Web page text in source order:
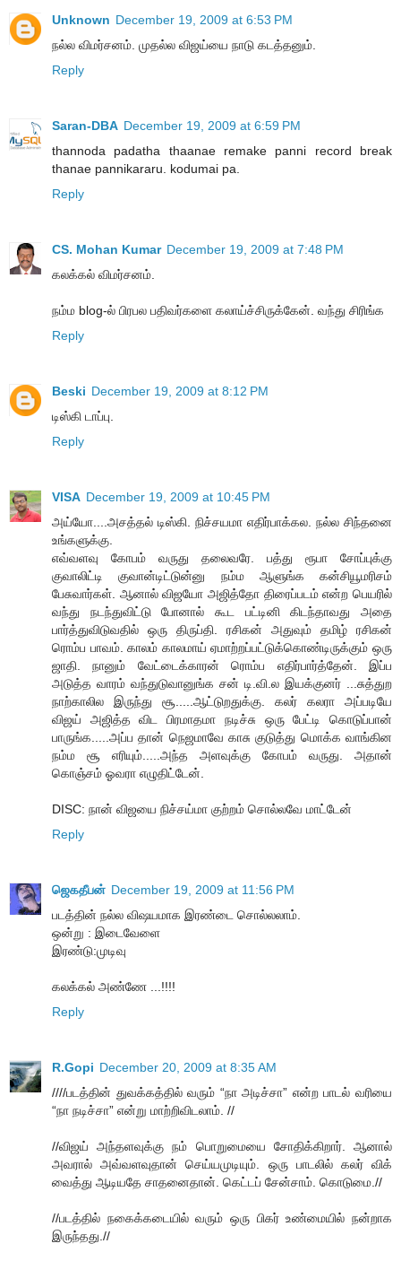
Unknown December 19, 2009 at 6:53 PM
நல்ல விமர்சனம். முதல்ல விஜய்யை நாடு கடத்தனும்.
Reply
Saran-DBA December 19, 2009 at 6:59 PM
thannoda padatha thaanae remake panni record break
thanae pannikararu. kodumai pa.
Reply
CS. Mohan Kumar December 19, 2009 at 7:48 PM
கலக்கல் விமர்சனம்.
நம்ம blog-ல் பிரபல பதிவர்களை கலாய்ச்சிருக்கேன். வந்து சிரிங்க
Reply
Beski December 19, 2009 at 8:12 PM
டிஸ்கி டாப்பு.
Reply
VISA December 19, 2009 at 10:45 PM
அய்யோ....அசத்தல் டிஸ்கி. நிச்சயமா எதிர்பாக்கல. நல்ல சிந்தனை
உங்களுக்கு.
எவ்வளவு கோபம் வருது தலைவரே. பத்து ரூபா சோப்புக்கு
குவாலிட்டி குவான்டிட்டுன்னு நம்ம ஆளுங்க கன்சியூமரிசம்
பேசுவார்கள். ஆனால் விஜயோ அஜித்தோ திரைப்படம் என்ற பெயரில்
வந்து நடந்துவிட்டு போனால் கூட பட்டினி கிடந்தாவது அதை
பார்த்துவிடுவதில் ஒரு திருப்தி. ரசிகன் அதுவும் தமிழ் ரசிகன்
ரொம்ப பாவம். காலம் காலமாய் ஏமாற்றப்பட்டுக்கொண்டிருக்கும் ஒரு
ஜாதி. நானும் வேட்டைக்காரன் ரொம்ப எதிர்பார்த்தேன். இப்ப
அடுத்த வாரம் வந்துடுவானுங்க சன் டி.வி.ல இயக்குனர் ...சுத்துற
நாற்காலில இருந்து சூ.....ஆட்டுறதுக்கு. கலர் கலரா அப்படியே
விஜய் அஜித்த விட பிரமாதமா நடிச்சு ஒரு பேட்டி கொடுப்பான்
பாருங்க.....அப்ப தான் நெஜமாவே காசு குடுத்து மொக்க வாங்கின
நம்ம சூ எரியும்.....அந்த அளவுக்கு கோபம் வருது. அதான்
கொஞ்சம் ஓவரா எழுதிட்டேன்.
DISC: நான் விஜயை நிச்சய்மா குற்றம் சொல்லவே மாட்டேன்
Reply
ஜெகதீபன் December 19, 2009 at 11:56 PM
படத்தின் நல்ல விஷயமாக இரண்டை சொல்லலாம்.
ஒன்று : இடைவேளை
இரண்டு:முடிவு
கலக்கல் அண்ணே ...!!!!
Reply
R.Gopi December 20, 2009 at 8:35 AM
////படத்தின் துவக்கத்தில் வரும் “நா அடிச்சா” என்ற பாடல் வரியை
“நா நடிச்சா” என்று மாற்றிவிடலாம். //
//விஜய் அந்தளவுக்கு நம் பொறுமையை சோதிக்கிறார். ஆனால்
அவரால் அவ்வளவுதான் செய்யமுடியும். ஒரு பாடலில் கலர் விக்
வைத்து ஆடியதே சாதனைதான். கெட்டப் சேன்சாம். கொடுமை.//
//படத்தில் நகைக்கடையில் வரும் ஒரு பிகர் உண்மையில் நன்றாக
இருந்தது.//